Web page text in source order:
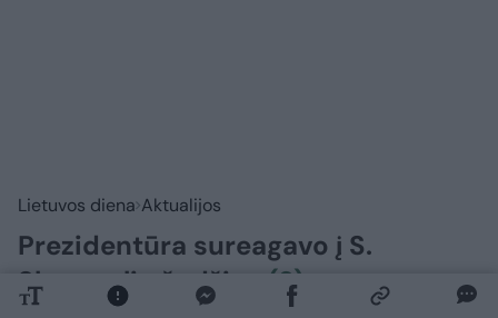
Lietuvos diena Aktualijos
Prezidentūra sureagavo į S.
Skvernelio žodžius (9)